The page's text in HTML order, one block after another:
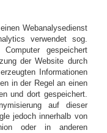
Webanalysedienst
verwendet sog.
gespeichert
der Website durch
Informationen
in der Regel an einen
und dort gespeichert.
auf dieser
jedoch innerhalb von
oder in anderen